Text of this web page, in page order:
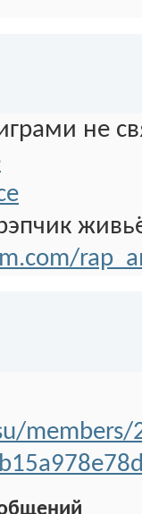
не
members/